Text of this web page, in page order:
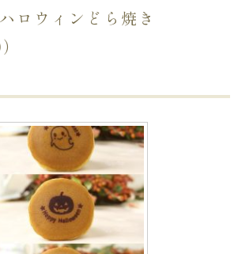
ロウィンどら焼き